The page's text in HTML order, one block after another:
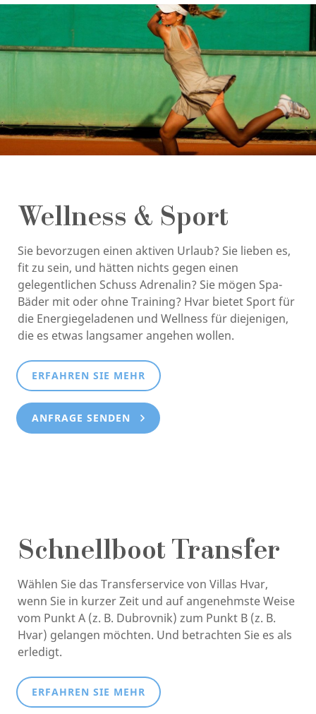
Wellness & Sport
Sie bevorzugen einen aktiven Urlaub? Sie lieben es,
fit zu sein, und hätten nichts gegen einen
gelegentlichen Schuss Adrenalin? Sie mögen Spa-
Bäder mit oder ohne Training? Hvar bietet Sport für
die Energiegeladenen und Wellness für diejenigen,
die es etwas langsamer angehen wollen.
ERFAHREN SIE MEHR
ANFRAGE SENDEN
Schnellboot Transfer
Wählen Sie das Transferservice von Villas Hvar,
wenn Sie in kurzer Zeit und auf angenehmste Weise
vom Punkt A (z. B. Dubrovnik) zum Punkt B (z. B.
Hvar) gelangen möchten. Und betrachten Sie es als
erledigt.
ERFAHREN SIE MEHR